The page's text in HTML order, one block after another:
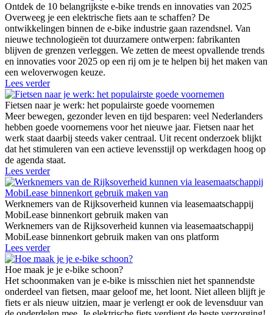
Ontdek de 10 belangrijkste e-bike trends en innovaties van 2025
Overweeg je een elektrische fiets aan te schaffen? De
ontwikkelingen binnen de e-bike industrie gaan razendsnel. Van
nieuwe technologieën tot duurzamere ontwerpen: fabrikanten
blijven de grenzen verleggen. We zetten de meest opvallende trends
en innovaties voor 2025 op een rij om je te helpen bij het maken van
een weloverwogen keuze.
Lees verder
Fietsen naar je werk: het populairste goede voornemen
Meer bewegen, gezonder leven en tijd besparen: veel Nederlanders
hebben goede voornemens voor het nieuwe jaar. Fietsen naar het
werk staat daarbij steeds vaker centraal. Uit recent onderzoek blijkt
dat het stimuleren van een actieve levensstijl op werkdagen hoog op
de agenda staat.
Lees verder
Werknemers van de Rijksoverheid kunnen via leasemaatschappij
MobiLease binnenkort gebruik maken van
Werknemers van de Rijksoverheid kunnen via leasemaatschappij
MobiLease binnenkort gebruik maken van ons platform
Lees verder
Hoe maak je je e-bike schoon?
Het schoonmaken van je e-bike is misschien niet het spannendste
onderdeel van fietsen, maar geloof me, het loont. Niet alleen blijft je
fiets er als nieuw uitzien, maar je verlengt er ook de levensduur van